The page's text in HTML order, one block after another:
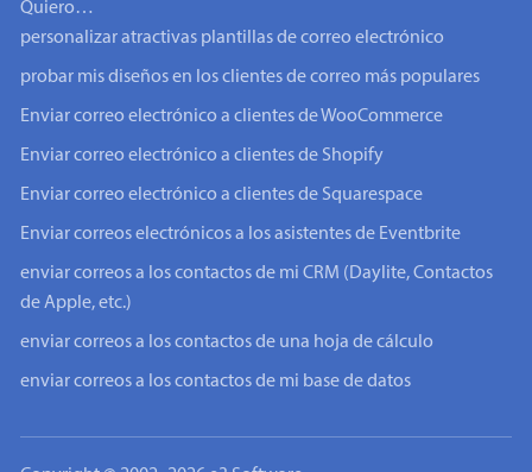
Quiero…
personalizar atractivas plantillas de correo electrónico
probar mis diseños en los clientes de correo más populares
Enviar correo electrónico a clientes de WooCommerce
Enviar correo electrónico a clientes de Shopify
Enviar correo electrónico a clientes de Squarespace
Enviar correos electrónicos a los asistentes de Eventbrite
enviar correos a los contactos de mi CRM (Daylite, Contactos
de Apple, etc.)
enviar correos a los contactos de una hoja de cálculo
enviar correos a los contactos de mi base de datos